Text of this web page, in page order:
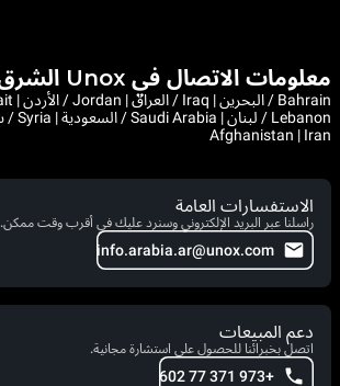
معلومات الاتصال في Unox الشرق الأوسط
Afghanistan | Iran
الاستفسارات العامة
راسلنا عبر البريد الإلكتروني وسنرد عليك في أقرب وقت ممكن.
info.arabia.ar@unox.com
دعم المبيعات
اتصل بخبرائنا للحصول على استشارة مجانية.
+973 371 77 602